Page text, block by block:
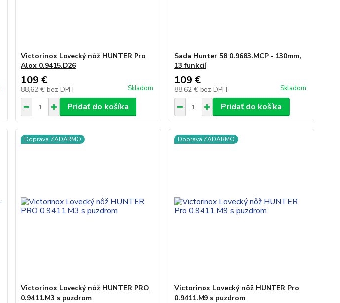
Victorinox Lovecký nôž HUNTER Pro
Alox 0.9415.D26
109 €
88,62 € bez DPH Skladom
Pridať do košíka
Sada Hunter 58 0.9683.MCP - 130mm,
13 funkcií
109 €
88,62 € bez DPH Skladom
Pridať do košíka
Doprava ZADARMO
Victorinox Lovecký nôž HUNTER PRO
0.9411.M3 s puzdrom
Doprava ZADARMO
Victorinox Lovecký nôž HUNTER Pro
0.9411.M9 s puzdrom